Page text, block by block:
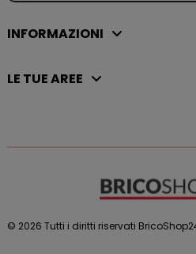
INFORMAZIONI
LE TUE AREE
© 2026 Tutti i diritti riservati